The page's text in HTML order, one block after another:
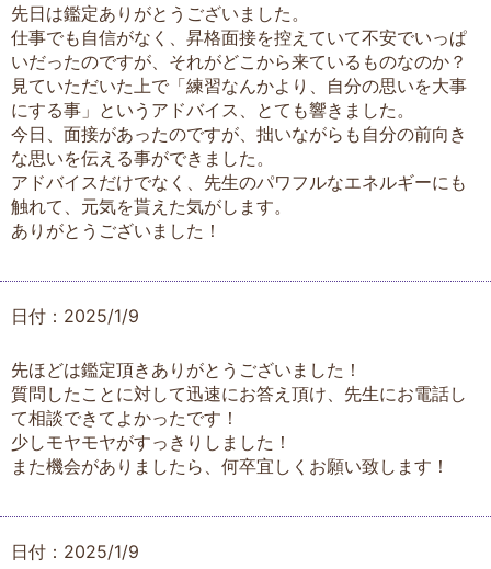
先日は鑑定ありがとうございました。
仕事でも自信がなく、昇格面接を控えていて不安でいっぱ
いだったのですが、それがどこから来ているものなのか？
見ていただいた上で「練習なんかより、自分の思いを大事
にする事」というアドバイス、とても響きました。
今日、面接があったのですが、拙いながらも自分の前向き
な思いを伝える事ができました。
アドバイスだけでなく、先生のパワフルなエネルギーにも
触れて、元気を貰えた気がします。
ありがとうございました！
日付：2025/1/9
先ほどは鑑定頂きありがとうございました！
質問したことに対して迅速にお答え頂け、先生にお電話し
て相談できてよかったです！
少しモヤモヤがすっきりしました！
また機会がありましたら、何卒宜しくお願い致します！
日付：2025/1/9